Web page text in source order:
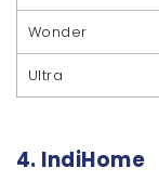
Wonder
Ultra
4. IndiHome